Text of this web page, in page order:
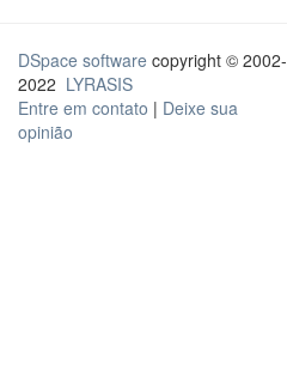
DSpace software copyright © 2002-
2022 LYRASIS
Entre em contato | Deixe sua
opinião